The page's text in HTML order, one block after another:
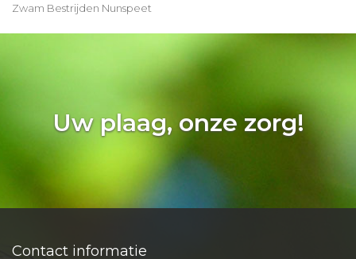
Zwam Bestrijden Nunspeet
Uw plaag, onze zorg!
Contact informatie